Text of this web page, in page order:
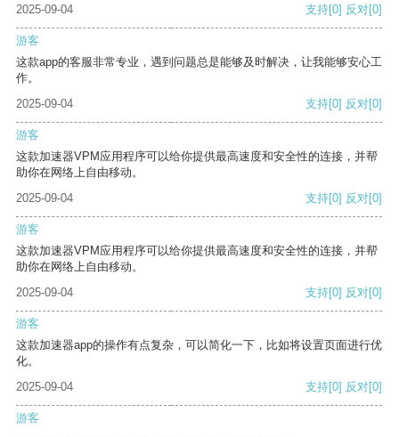
2025-09-04 支持[0] 反对[0]
游客
这款app的客服非常专业，遇到问题总是能够及时解决，让我能够安心工
作。
2025-09-04
支持[0] 反对[0]
游客
这款加速器VPM应用程序可以给你提供最高速度和安全性的连接，并帮
助你在网络上自由移动。
2025-09-04
支持[0] 反对[0]
游客
这款加速器VPM应用程序可以给你提供最高速度和安全性的连接，并帮
助你在网络上自由移动。
2025-09-04
支持[0] 反对[0]
游客
这款加速器app的操作有点复杂，可以简化一下，比如将设置页面进行优
化。
2025-09-04
支持[0] 反对[0]
游客